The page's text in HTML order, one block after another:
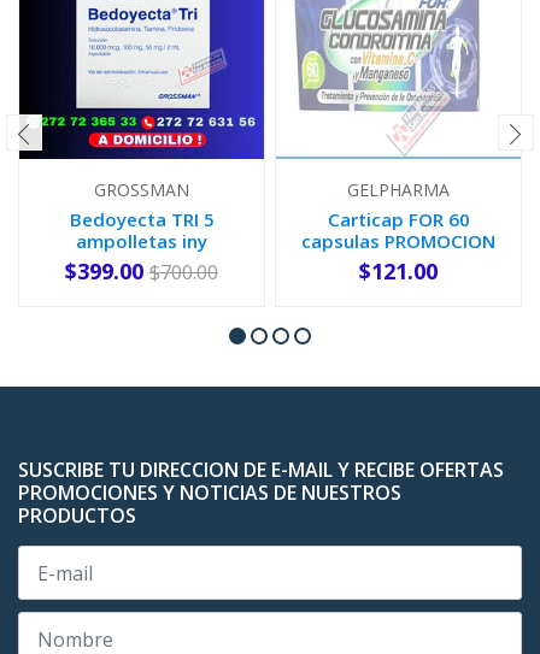
GROSSMAN
Bedoyecta TRI 5
ampolletas iny
+
$399.00 $700.00
GELPHARMA
Carticap FOR 60
capsulas PROMOCION
AGOTADO
$121.00
SUSCRIBE TU DIRECCION DE E-MAIL Y RECIBE OFERTAS
PROMOCIONES Y NOTICIAS DE NUESTROS
PRODUCTOS